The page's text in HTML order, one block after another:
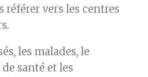
référer vers les centres
les malades, le
santé et les